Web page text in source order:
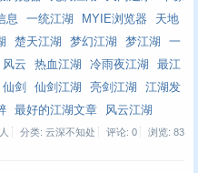
息 一统江湖 MYIE浏览器
天地
楚天江湖 梦幻江湖 梦江湖
一
风云 热血江湖 冷雨夜江湖
最江
仙剑 仙剑江湖 亮剑江湖
江湖发
最好的江湖文章 风云江湖
分类: 云深不知处 评论: 0 浏览: 83